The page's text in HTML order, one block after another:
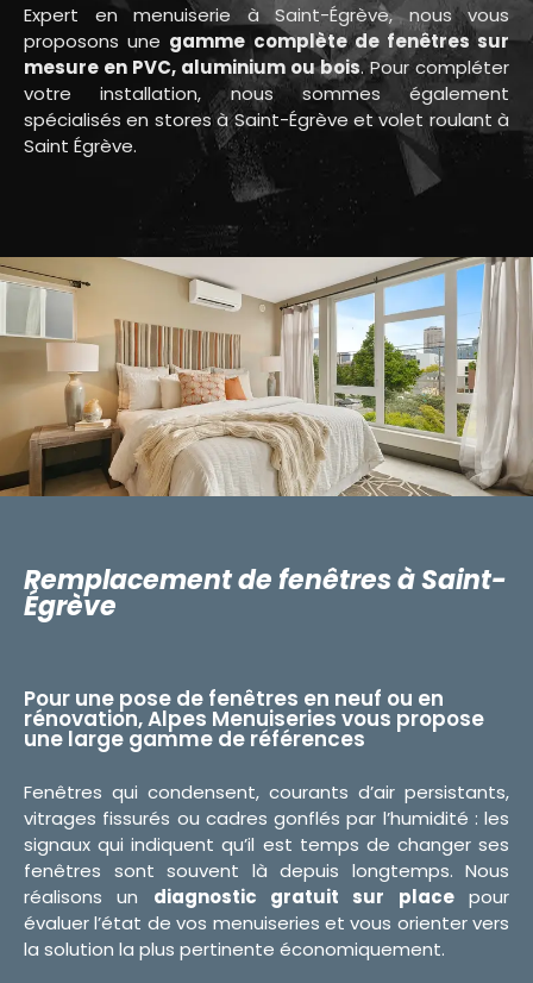
Expert en menuiserie à Saint-Égrève, nous vous
proposons une gamme complète de fenêtres sur
mesure en PVC, aluminium ou bois. Pour compléter
votre installation, nous sommes également
spécialisés en stores à Saint-Égrève et volet roulant à
Saint Égrève.
Remplacement de fenêtres à Saint-
Égrève
Pour une pose de fenêtres en neuf ou en
rénovation, Alpes Menuiseries vous propose
une large gamme de références
Fenêtres qui condensent, courants d’air persistants,
vitrages fissurés ou cadres gonflés par l’humidité : les
signaux qui indiquent qu’il est temps de changer ses
fenêtres sont souvent là depuis longtemps. Nous
réalisons un diagnostic gratuit sur placepour
évaluer l’état de vos menuiseries et vous orienter vers
la solution la plus pertinente économiquement.